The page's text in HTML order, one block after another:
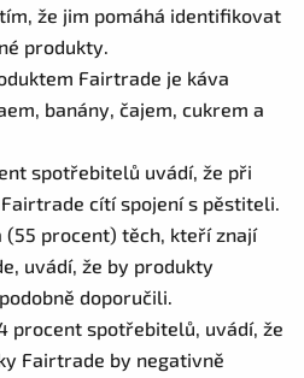
že jim pomáhá identifikovat
produkty.
Fairtrade je káva
banány, čajem, cukrem a
spotřebitelů uvádí, že při
cítí spojení s pěstiteli.
(55 procent) těch, kteří znají
uvádí, že by produkty
doporučili.
procent spotřebitelů, uvádí, že
Fairtrade by negativně